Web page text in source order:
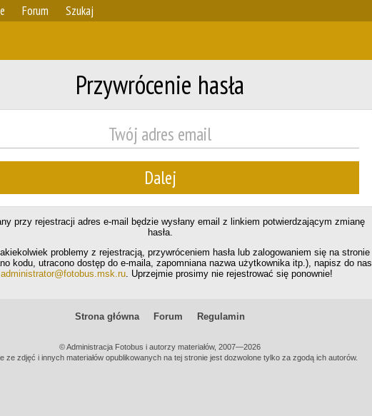
Forum Szukaj
Przywrócenie hasła
przy rejestracji adres e-mail będzie wysłany email z linkiem potwierdzającym zmianę
hasła.
problemy z rejestracją, przywróceniem hasła lub zalogowaniem się na stronie
kodu, utracono dostęp do e-maila, zapomniana nazwa użytkownika itp.), napisz do nas
administrator@fotobus.msk.ru. Uprzejmie prosimy nie rejestrować się ponownie!
Strona główna Forum Regulamin
© Administracja Fotobus i autorzy materiałów, 2007—2026
ze zdjęć i innych materiałów opublikowanych na tej stronie jest dozwolone tylko za zgodą ich autorów.